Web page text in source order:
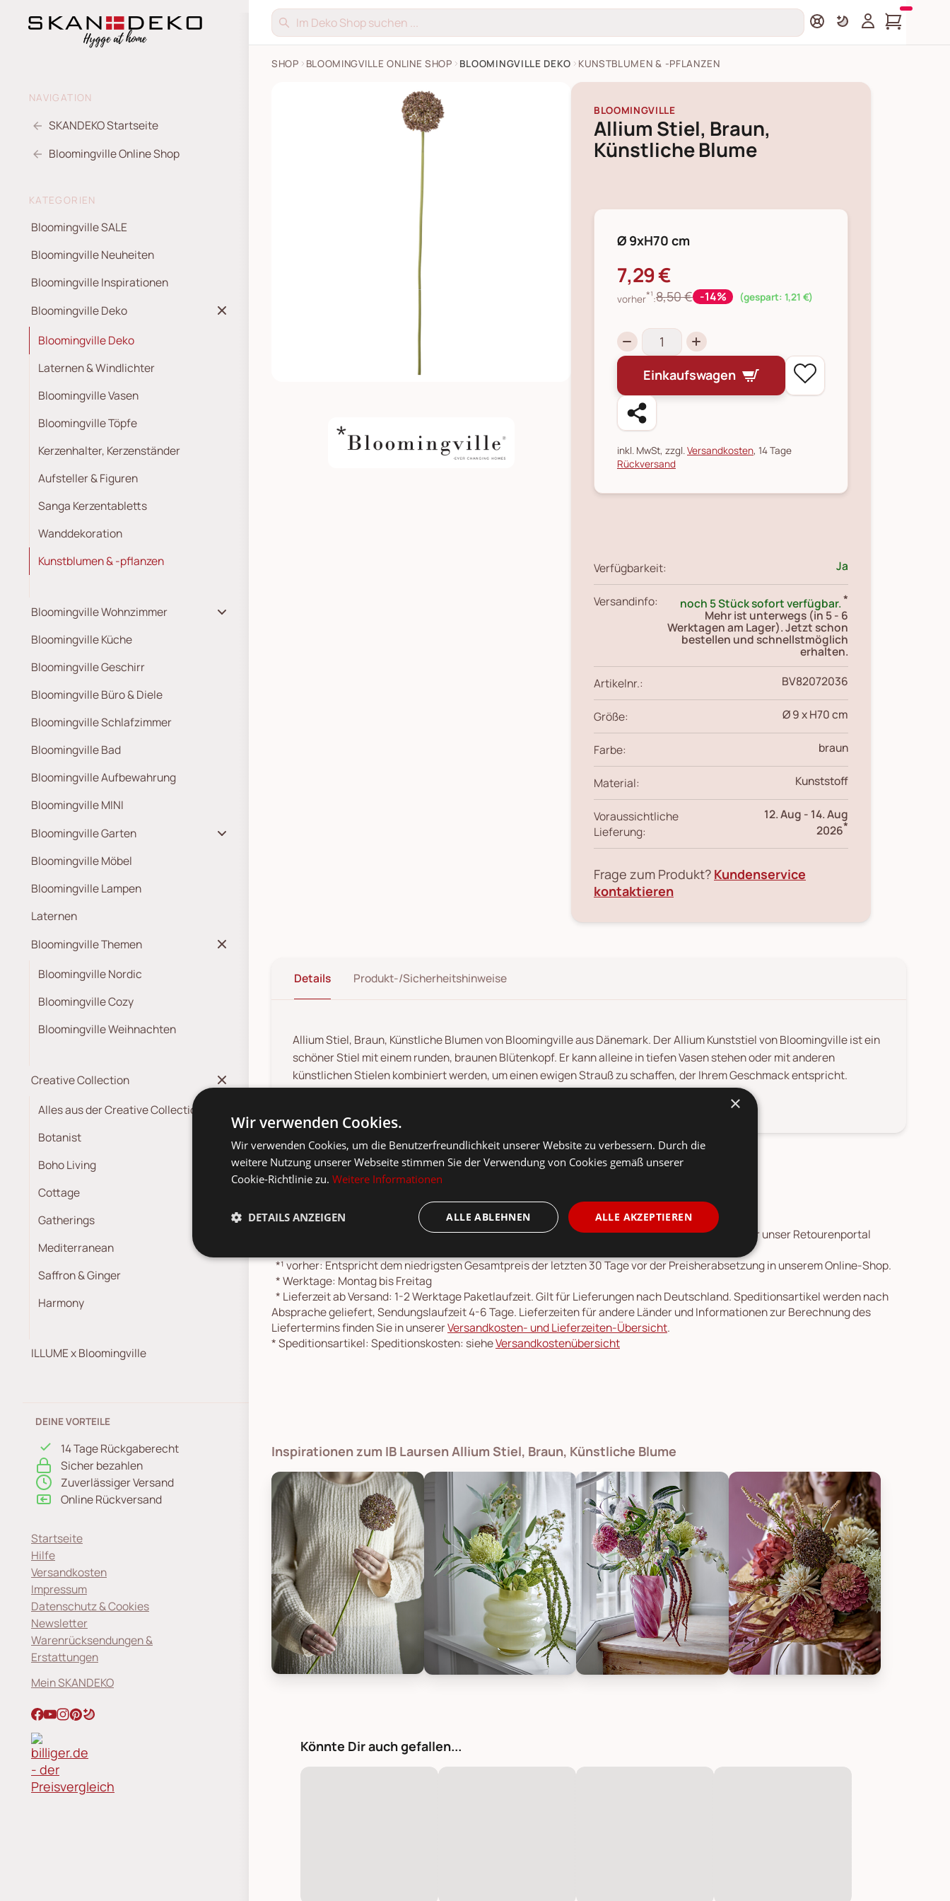
NAVIGATION
SKANDEKO Startseite
Bloomingville Online Shop
KATEGORIEN
Bloomingville SALE
Bloomingville Neuheiten
Bloomingville Inspirationen
Bloomingville Deko
Bloomingville Deko
Laternen & Windlichter
Bloomingville Vasen
Bloomingville Töpfe
Kerzenhalter, Kerzenständer
Aufsteller & Figuren
Sanga Kerzentabletts
Wanddekoration
Kunstblumen & -pflanzen
Bloomingville Wohnzimmer
Bloomingville Küche
Bloomingville Geschirr
Bloomingville Büro & Diele
Bloomingville Schlafzimmer
Bloomingville Bad
Bloomingville Aufbewahrung
Bloomingville MINI
Bloomingville Garten
Bloomingville Möbel
Bloomingville Lampen
Laternen
Bloomingville Themen
Bloomingville Nordic
Bloomingville Cozy
Bloomingville Weihnachten
Creative Collection
Alles aus der Creative Collection
Botanist
Boho Living
Cottage
Gatherings
Mediterranean
Saffron & Ginger
Harmony
ILLUME x Bloomingville
DEINE VORTEILE
14 Tage Rückgaberecht
Sicher bezahlen
Zuverlässiger Versand
Online Rückversand
Startseite
Hilfe
Versandkosten
Impressum
Datenschutz & Cookies
Newsletter
Warenrücksendungen &
Erstattungen
Mein SKANDEKO
SHOP BLOOMINGVILLE ONLINE SHOP BLOOMINGVILLE DEKO KUNSTBLUMEN & -PFLANZEN
BLOOMINGVILLE
Allium Stiel, Braun,
Künstliche Blume
Ø 9xH70 cm
7,29 €
vorher*¹:8,50 € -14% (gespart: 1,21 €)
Einkaufswagen
inkl. MwSt, zzgl. Versandkosten, 14 Tage
Rückversand
Verfügbarkeit: Ja
Versandinfo: noch 5 Stück sofort verfügbar.*
Mehr ist unterwegs (in 5 - 6
Werktagen am Lager). Jetzt schon
bestellen und schnellstmöglich
erhalten.
Artikelnr.: BV82072036
Größe: Ø 9 x H70 cm
Farbe: braun
Material: Kunststoff
Voraussichtliche
Lieferung:
12. Aug - 14. Aug
2026*
Frage zum Produkt? Kundenservice
kontaktieren
Details Produkt-/Sicherheitshinweise
Allium Stiel, Braun, Künstliche Blumen von Bloomingville aus Dänemark. Der Allium Kunststiel von Bloomingville ist ein
schöner Stiel mit einem runden, braunen Blütenkopf. Er kann alleine in tiefen Vasen stehen oder mit anderen
künstlichen Stielen kombiniert werden, um einen ewigen Strauß zu schaffen, der Ihrem Geschmack entspricht.
Formen Sie den Stiel so, dass er perfekt in Ihre Lieblingsvase passt.
VersandkostensieheVersandkostenübersicht. DieRücksendung
ist über unser Retourenportal
*¹vorher: Entspricht dem niedrigsten Gesamtpreis der letzten 30 Tage vor der Preisherabsetzung in unserem Online-Shop.
*Werktage: Montag bis Freitag
* Lieferzeit ab Versand: 1-2 Werktage Paketlaufzeit. Gilt für Lieferungen nach Deutschland. Speditionsartikel werden nach
Absprache geliefert, Sendungslaufzeit 4-6 Tage. Lieferzeiten für andere Länder und Informationen zur Berechnung des
Liefertermins finden Sie in unsererVersandkosten- und Lieferzeiten-Übersicht.
*Speditionsartikel: Speditionskosten: sieheVersandkostenübersicht
Inspirationen zum IB Laursen Allium Stiel, Braun, Künstliche Blume
Könnte Dir auch gefallen...
×
Wir verwenden Cookies.
Wir verwenden Cookies, um die Benutzerfreundlichkeit unserer Website zu verbessern. Durch die
weitere Nutzung unserer Webseite stimmen Sie der Verwendung von Cookies gemäß unserer
Cookie-Richtlinie zu. Weitere Informationen
ALLE AKZEPTIEREN
ALLE ABLEHNEN
DETAILS ANZEIGEN